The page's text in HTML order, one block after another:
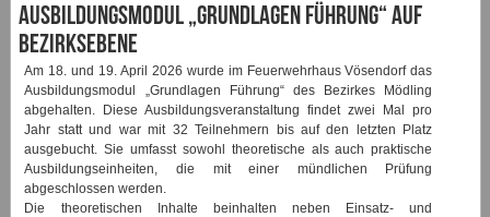
Ausbildungsmodul „Grundlagen Führung“ auf
Bezirksebene
Am 18. und 19. April 2026 wurde im Feuerwehrhaus Vösendorf das
Ausbildungsmodul „Grundlagen Führung“ des Bezirkes Mödling
abgehalten. Diese Ausbildungsveranstaltung findet zwei Mal pro
Jahr statt und war mit 32 Teilnehmern bis auf den letzten Platz
ausgebucht. Sie umfasst sowohl theoretische als auch praktische
Ausbildungseinheiten, die mit einer mündlichen Prüfung
abgeschlossen werden.
Die theoretischen Inhalte beinhalten neben Einsatz- und